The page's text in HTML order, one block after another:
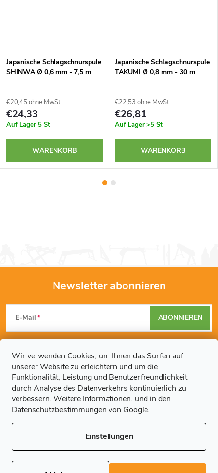
Wir verwenden Cookies, um Ihnen das Surfen auf
unserer Website zu erleichtern und um die
Funktionalität, Leistung und Benutzerfreundlichkeit
durch Analyse des Datenverkehrs kontinuierlich zu
verbessern. Weitere Informationen. und in den
Datenschutzbestimmungen von Google.
Einstellungen
Japanische Schlagschnurspule
SHINWA Ø 0,6 mm - 7,5 m
€20,45 ohne MwSt.
€24,33
Auf Lager 5 St
WARENKORB
Japanische Schlagschnurspule
TAKUMI Ø 0,8 mm - 30 m
€22,53 ohne MwSt.
€26,81
Auf Lager >5 St
WARENKORB
F
u
ß
Newsletter abonnieren
E-Mail
Datenschutzbestimmungen
einverstanden.
ABONNIEREN
Weitere Informationen
Einstellungen ändern